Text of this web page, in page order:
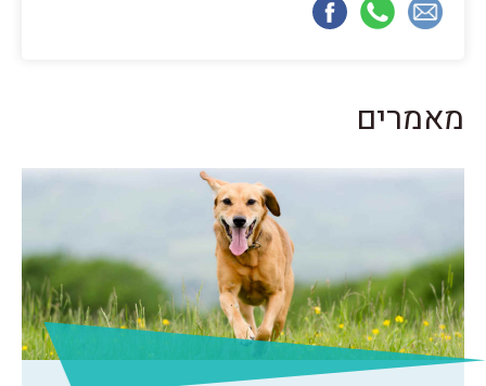
מאמרים